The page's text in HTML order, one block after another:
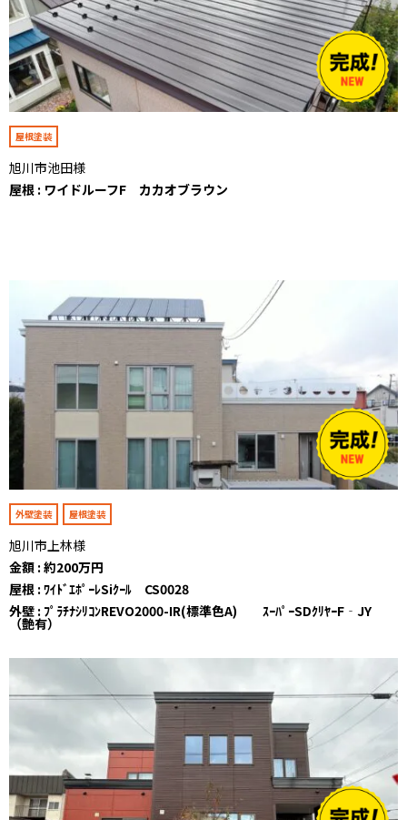
屋根塗装
旭川市池田様
屋根 : ワイドルーフF カカオブラウン
外壁塗装 屋根塗装
旭川市上林様
金額 : 約200万円
屋根 : ﾜｲﾄﾞｴﾎﾟｰﾚSiｸｰﾙ CS0028
外壁 : ﾌﾟﾗﾁﾅｼﾘｺﾝREVO2000-IR(標準色A) ｽｰﾊﾟｰSDｸﾘﾔｰF‐JY
（艶有）